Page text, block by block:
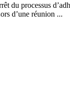
du processus
d’une réunion ...